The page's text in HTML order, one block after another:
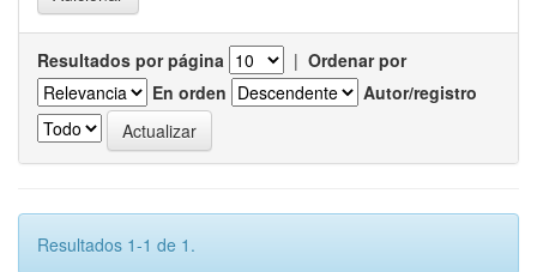
Resultados por página | Ordenar por
En orden
Autor/registro
Resultados 1-1 de 1.